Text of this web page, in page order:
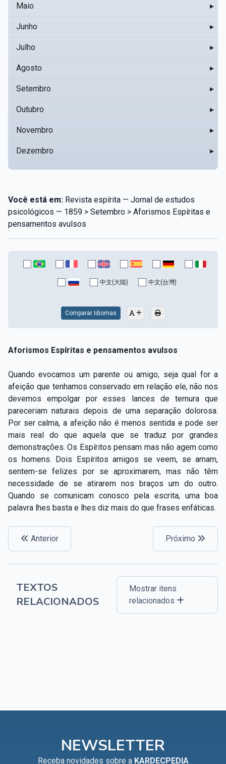
Maio ▸
Junho ▸
Julho ▸
Agosto ▸
Setembro ▸
Outubro ▸
Novembro ▸
Dezembro ▸
Você está em: Revista espírita — Jornal de estudos
psicológicos — 1859 > Setembro > Aforismos Espíritas e
pensamentos avulsos
中文(大陆) 中文(台灣)
Comparar Idiomas
Aforismos Espíritas e pensamentos avulsos
Quando evocamos um parente ou amigo, seja qual for a
afeição que tenhamos conservado em relação ele, não nos
devemos empolgar por esses lances de ternura que
pareceriam naturais depois de uma separação dolorosa.
Por ser calma, a afeição não é menos sentida e pode ser
mais real do que aquela que se traduz por grandes
demonstrações. Os Espíritos pensam mas não agem como
os homens. Dois Espíritos amigos se veem, se amam,
sentem-se felizes por se aproximarem, mas não têm
necessidade de se atirarem nos braços um do outro.
Quando se comunicam conosco pela escrita, uma boa
palavra lhes basta e lhes diz mais do que frases enfáticas.
Anterior Próximo
TEXTOS
RELACIONADOS
Mostrar itens
relacionados
NEWSLETTER
Receba novidades sobre a KARDECPEDIA